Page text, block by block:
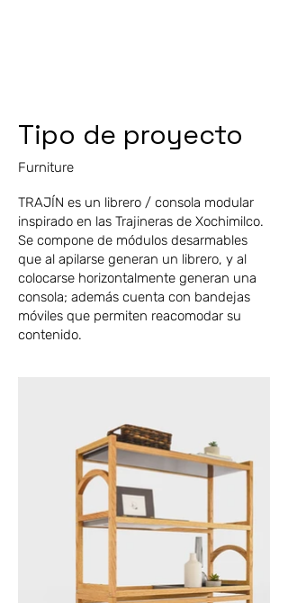
Tipo de proyecto
Furniture
TRAJÍN es un librero / consola modular
inspirado en las Trajineras de Xochimilco.
Se compone de módulos desarmables
que al apilarse generan un librero, y al
colocarse horizontalmente generan una
consola; además cuenta con bandejas
móviles que permiten reacomodar su
contenido.